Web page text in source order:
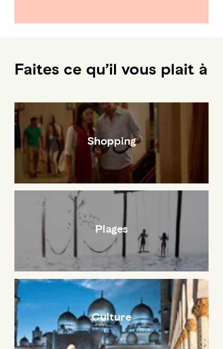
Faites ce qu’il vous plait à
Shopping
Plages
Culture